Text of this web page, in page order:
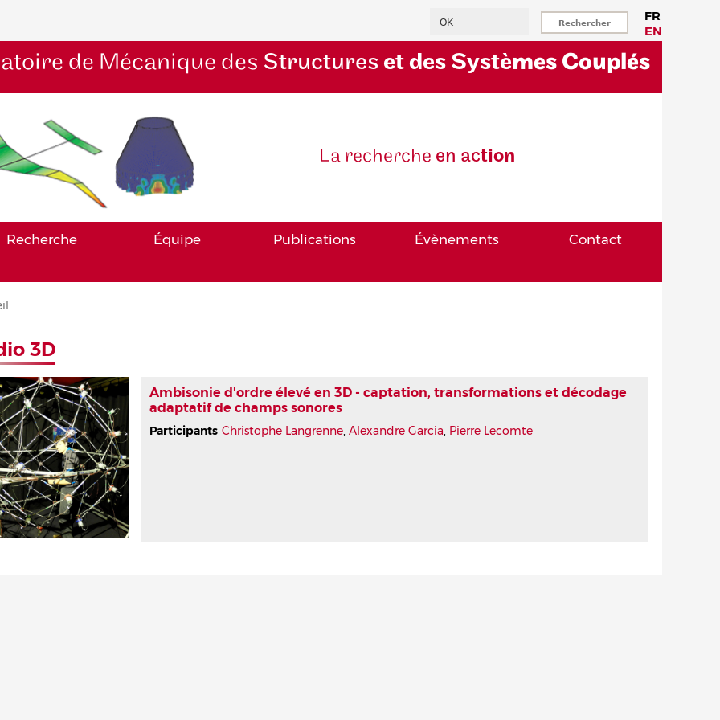
FR
EN
de Mécanique des Structures et des Systèmes Couplés
La recherche en action
Recherche Équipe Publications Évènements Contact
3D
Ambisonie d'ordre élevé en 3D - captation, transformations et décodage
adaptatif de champs sonores
Participants Christophe Langrenne, Alexandre Garcia, Pierre Lecomte